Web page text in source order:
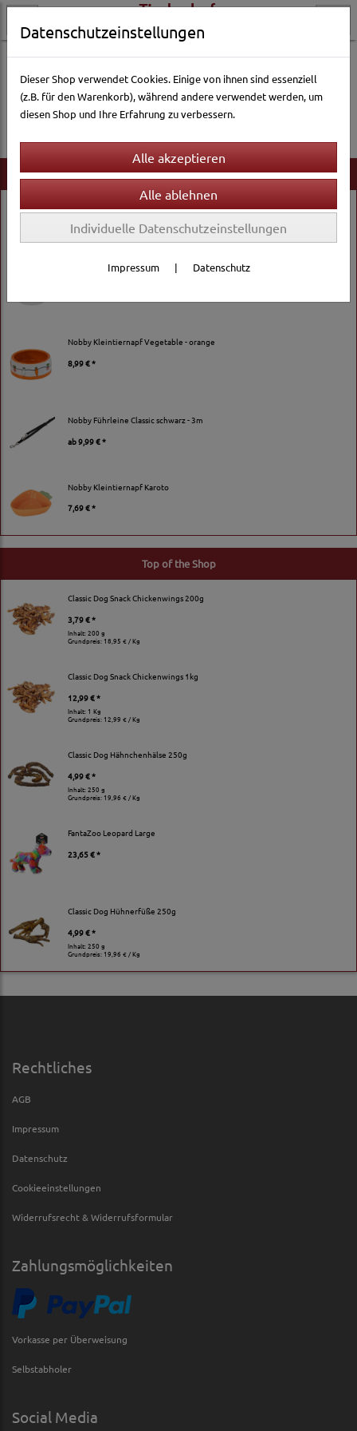
Neu im Shop
Nobby Kleintier-Ecknapf - 100ml
3,99 € *
Nobby ergonomischer Kleintiernapf Radish
Nobby Kleintiernapf Vegetable - orange
8,99 € *
Nobby Führleine Classic schwarz - 3m
ab9,99 € *
Nobby Kleintiernapf Karoto
7,69 € *
Es wurden leider keine Produkte gefunden.
Top of the Shop
Classic Dog Snack Chickenwings 200g
3,79 € *
Inhalt: 200 g
Grundpreis:18,95 € / Kg
Classic Dog Snack Chickenwings 1kg
12,99 € *
Inhalt: 1 Kg
Grundpreis: 12,99 € / Kg
Classic Dog Hähnchenhälse 250g
4,99 € *
Inhalt: 250 g
Grundpreis:19,96 € / Kg
FantaZoo Leopard Large
23,65 € *
Classic Dog Hühnerfüße 250g
4,99 € *
Inhalt: 250 g
Grundpreis:19,96 € / Kg
Rechtliches
AGB
Impressum
Datenschutz
Cookieeinstellungen
Widerrufsrecht & Widerrufsformular
Zahlungsmöglichkeiten
Vorkasse per Überweisung
Selbstabholer
Social Media
Datenschutzeinstellungen
Dieser Shop verwendet Cookies. Einige von ihnen sind essenziell
(z.B. für den Warenkorb), während andere verwendet werden, um
diesen Shop und Ihre Erfahrung zu verbessern.
Individuelle Datenschutzeinstellungen
Impressum | Datenschutz